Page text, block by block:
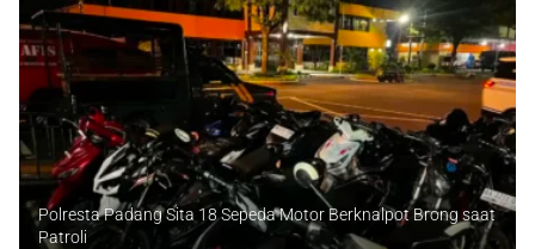
Polresta Padang Sita 18 Sepeda Motor Berknalpot Brong saat
Patroli